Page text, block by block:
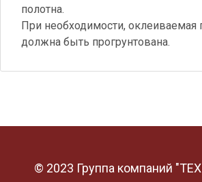
полотна.
При необходимости, оклеиваемая
должна быть прогрунтована.
© 2023 Группа компаний